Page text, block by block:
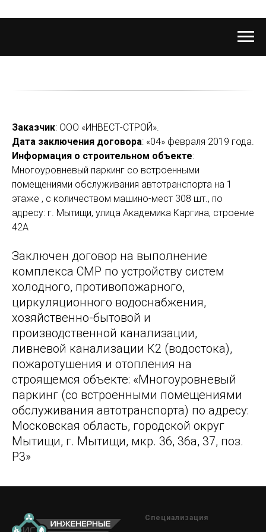
Заказчик: ООО «ИНВЕСТ-СТРОЙ».
Дата заключения договора: «04» февраля 2019 года.
Информация о строительном объекте:
Многоуровневый паркинг со встроенными
помещениями обслуживания автотранспорта на 1
этаже , с количеством машино-мест 308 шт., по
адресу: г. Мытищи, улица Академика Каргина, строение
42А
Заключен договор на выполнение
комплекса СМР по устройству систем
холодного, противопожарного,
циркуляционного водоснабжения,
хозяйственно-бытовой и
производственной канализации,
ливневой канализации К2 (водостока),
пожаротушения и отопления на
строящемся объекте: «Многоуровневый
паркинг (со встроенными помещениями
обслуживания автотранспорта) по адресу:
Московская область, городской округ
Мытищи, г. Мытищи, мкр. 36, 36а, 37, поз.
Р3»
Специализация